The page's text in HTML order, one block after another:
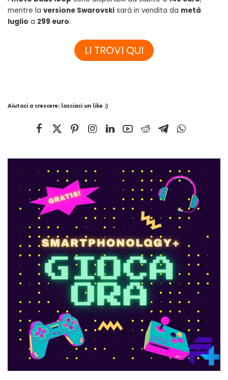
mentre la versione Swarovski sarà in vendita da metà
luglio a 299 euro.
LI TROVI QUI
Aiutaci a crescere: lasciaci un like :)